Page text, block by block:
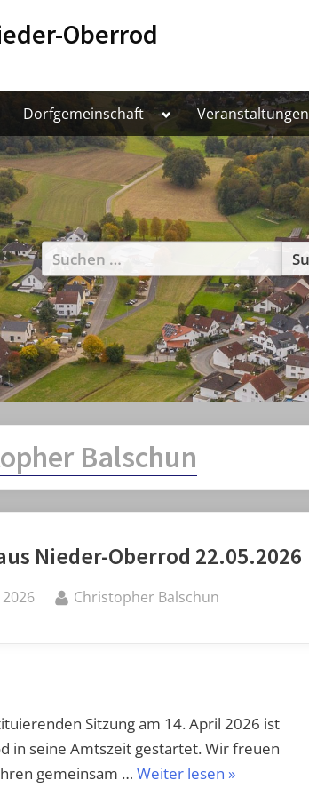
Oberrod
Dorfgemeinschaft Toggle
sub-
menu
Veranstaltungen
Suchen
nach:
Balschun
Nieder-Oberrod 22.05.2026
By
Christopher Balschun
Sitzung am 14. April 2026 ist
in seine Amtszeit gestartet. Wir freuen
gemeinsam … Weiter lesen „Neuigkeiten
»